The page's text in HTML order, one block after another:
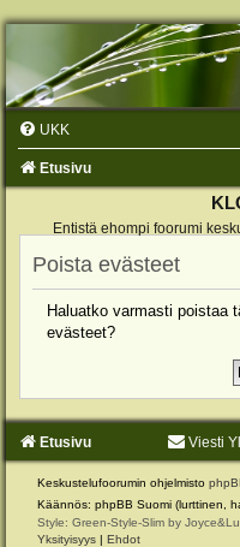
UKK
Etusivu
Entistä ehompi foorumi
Poista evästeet
Haluatko varmasti poistaa
evästeet?
Etusivu Viesti
Keskustelufoorumin ohjelmisto
Käännös: phpBB Suomi (lurttinen,
Style: Green-Style-Slim by
Yksityisyys | Ehdot